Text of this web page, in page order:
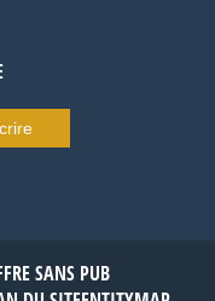
SANS PUB